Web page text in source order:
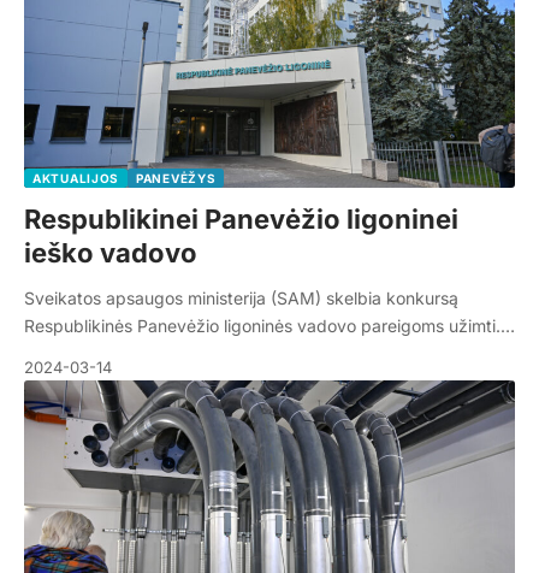
AKTUALIJOS PANEVĖŽYS
Respublikinei Panevėžio ligoninei
ieško vadovo
Sveikatos apsaugos ministerija (SAM) skelbia konkursą
Respublikinės Panevėžio ligoninės vadovo pareigoms užimti.…
2024-03-14